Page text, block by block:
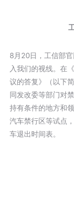
8月20日，工信部
入我们的视线。在
议的答复》（以下
同发改委等部门对
持有条件的地方和
汽车禁行区等试点
车退出时间表。